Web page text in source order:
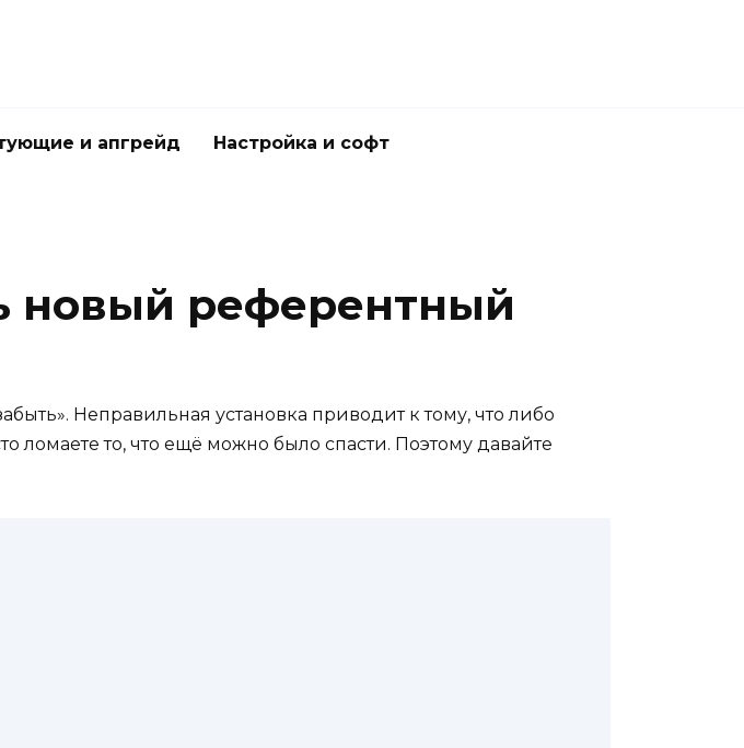
и апгрейд Настройка и софт
новый референтный
Неправильная установка приводит к тому, что либо
ломаете то, что ещё можно было спасти. Поэтому давайте